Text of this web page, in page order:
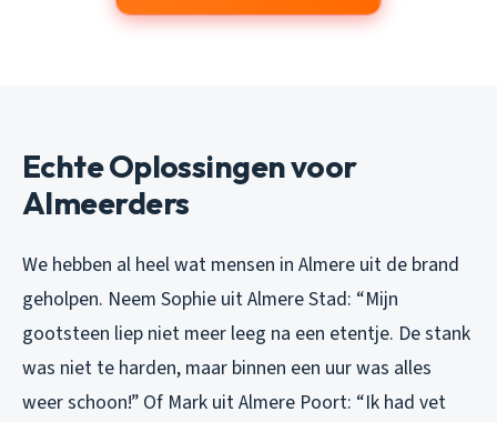
Echte Oplossingen voor
Almeerders
We hebben al heel wat mensen in Almere uit de brand
geholpen. Neem Sophie uit Almere Stad: “Mijn
gootsteen liep niet meer leeg na een etentje. De stank
was niet te harden, maar binnen een uur was alles
weer schoon!” Of Mark uit Almere Poort: “Ik had vet